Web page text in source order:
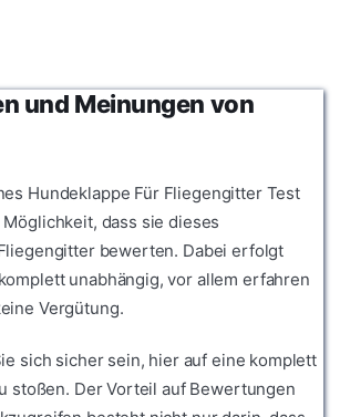
und Meinungen von
Hundeklappe Für Fliegengitter Test
dass sie dieses
bewerten. Dabei erfolgt
unabhängig, vor allem erfahren
Vergütung.
sich sicher sein, hier auf eine komplett
stoßen. Der Vorteil auf Bewertungen